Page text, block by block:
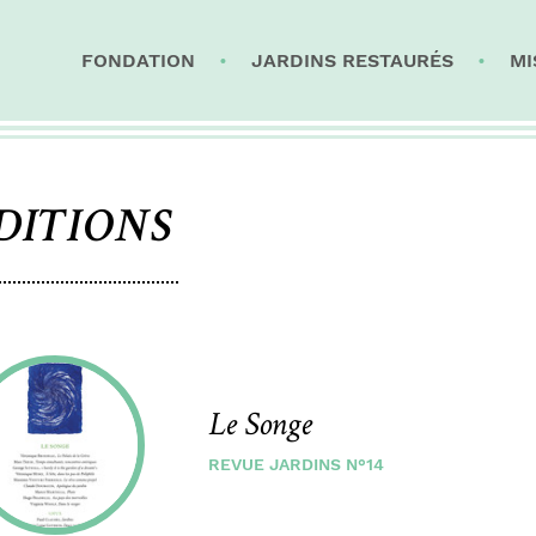
FONDATION JARDINS RESTAURÉS
Le Songe
REVUE JARDINS N°14